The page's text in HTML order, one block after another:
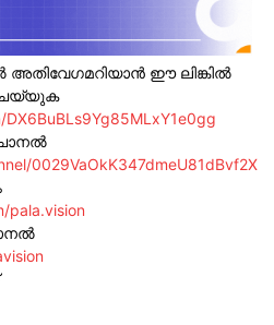
ഈ ലിങ്കിൽ
0029VaOkK347dmeU81dBvf2X
pala.vision